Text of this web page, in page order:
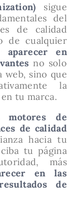
sigue
del
de calidad
de cualquier
aparecer en
no solo
web, sino que
la
tu marca.
motores de
de calidad
hacia tu
tu página
más
en las
de